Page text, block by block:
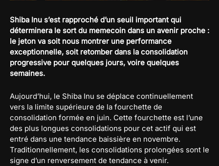
Shiba Inu s’est rapproché d’un seuil important qui
déterminera le sort du memecoin dans un avenir proche :
le jeton va soit nous montrer une performance
exceptionnelle, soit retomber dans la consolidation
progressive pour quelques jours, voire quelques
semaines.
Aujourd’hui, le Shiba Inu se déplace continuellement
vers la limite supérieure de la fourchette de
consolidation formée en juin. Cette fourchette est l’une
des plus longues consolidations pour cet actif qui est
entré dans une tendance baissière en novembre.
Traditionnellement, les consolidations prolongées sont le
signe d’un renversement de tendance à venir.